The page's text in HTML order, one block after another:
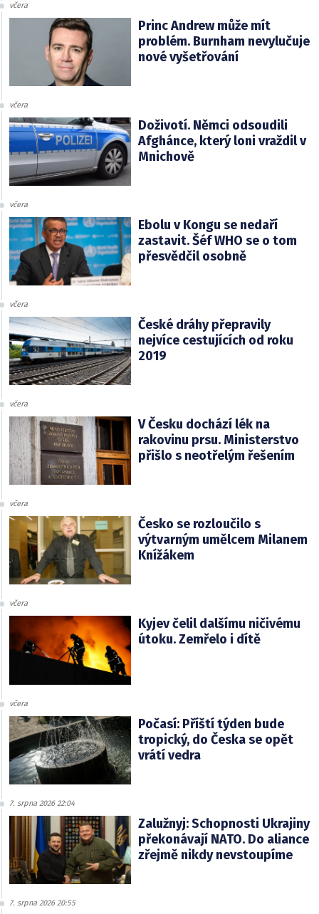
včera
Princ Andrew může mít
problém. Burnham nevylučuje
nové vyšetřování
včera
Doživotí. Němci odsoudili
Afghánce, který loni vraždil v
Mnichově
včera
Ebolu v Kongu se nedaří
zastavit. Šéf WHO se o tom
přesvědčil osobně
včera
České dráhy přepravily
nejvíce cestujících od roku
2019
včera
V Česku dochází lék na
rakovinu prsu. Ministerstvo
přišlo s neotřelým řešením
včera
Česko se rozloučilo s
výtvarným umělcem Milanem
Knížákem
včera
Kyjev čelil dalšímu ničivému
útoku. Zemřelo i dítě
včera
Počasí: Příští týden bude
tropický, do Česka se opět
vrátí vedra
7. srpna 2026 22:04
Zalužnyj: Schopnosti Ukrajiny
překonávají NATO. Do aliance
zřejmě nikdy nevstoupíme
7. srpna 2026 20:55